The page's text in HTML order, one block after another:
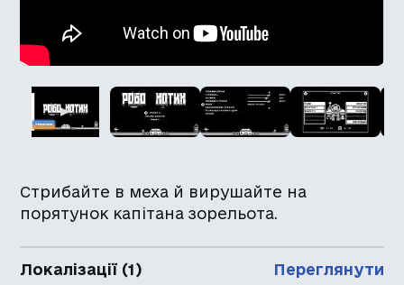
Стрибайте в меха й вирушайте на
порятунок капітана зорельота.
Локалізації (1) Переглянути